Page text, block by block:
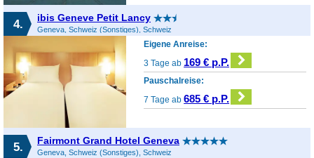
4. ibis Geneve Petit Lancy
Geneva, Schweiz (Sonstiges), Schweiz
Eigene Anreise:
3 Tage ab 169 € p.P.
Pauschalreise:
7 Tage ab685 € p.P.
5. Fairmont Grand Hotel Geneva
Geneva, Schweiz (Sonstiges), Schweiz